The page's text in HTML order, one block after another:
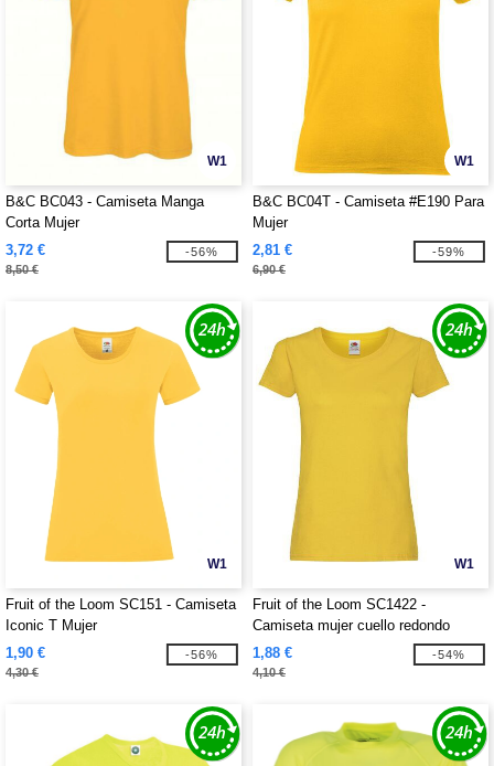
W1
B&C BC043 - Camiseta Manga
Corta Mujer
3,72 €
8,50 €
-56%
W1
B&C BC04T - Camiseta #E190 Para
Mujer
2,81 €
6,90 €
-59%
W1
Fruit of the Loom SC151 - Camiseta
Iconic T Mujer
1,90 €
4,30 €
-56%
W1
Fruit of the Loom SC1422 -
Camiseta mujer cuello redondo
1,88 €
4,10 €
-54%